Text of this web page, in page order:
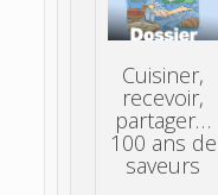
Cuisiner,
recevoir,
partager…
100 ans de
saveurs